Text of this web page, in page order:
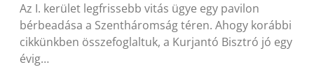
Az I. kerület legfrissebb vitás ügye egy pavilon
bérbeadása a Szentháromság téren. Ahogy korábbi
cikkünkben összefoglaltuk, a Kurjantó Bisztró jó egy
évig…